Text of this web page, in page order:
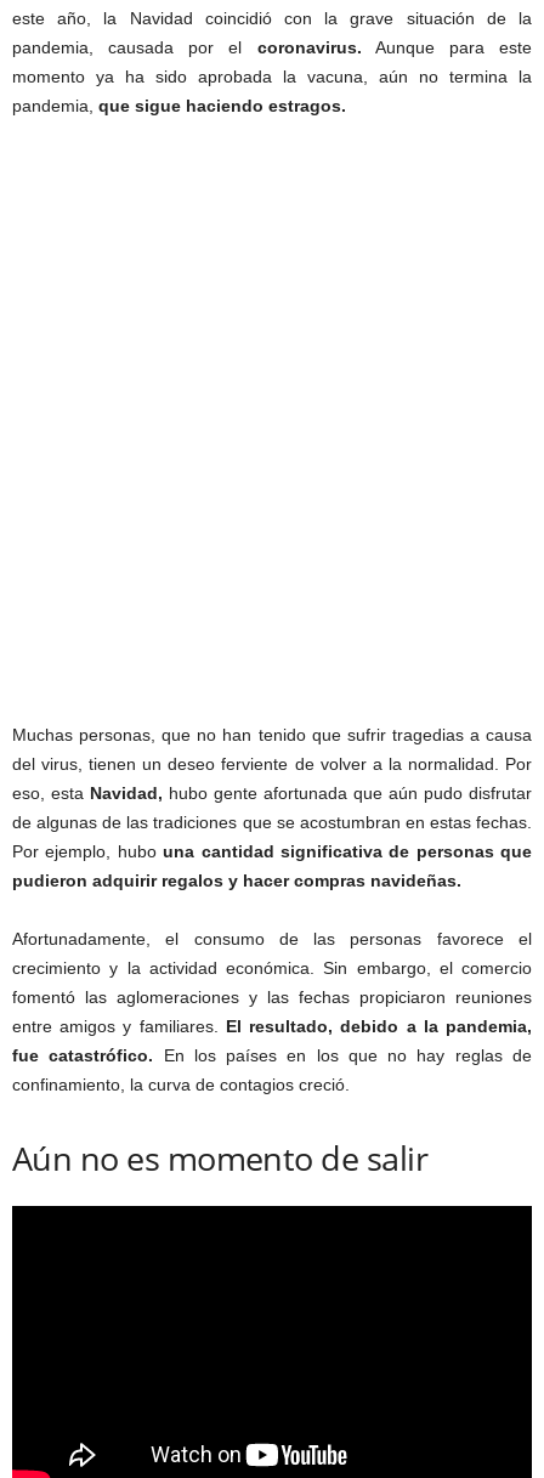
este año, la Navidad coincidió con la grave situación de la
pandemia, causada por el coronavirus. Aunque para este
momento ya ha sido aprobada la vacuna, aún no termina la
pandemia, que sigue haciendo estragos.
Muchas personas, que no han tenido que sufrir tragedias a causa
del virus, tienen un deseo ferviente de volver a la normalidad. Por
eso, esta Navidad, hubo gente afortunada que aún pudo disfrutar
de algunas de las tradiciones que se acostumbran en estas fechas.
Por ejemplo, hubouna cantidad significativa de personas que
pudieron adquirir regalos y hacer compras navideñas.
Afortunadamente, el consumo de las personas favorece el
crecimiento y la actividad económica. Sin embargo, el comercio
fomentó las aglomeraciones y las fechas propiciaron reuniones
entre amigos y familiares. El resultado, debido a la pandemia,
fue catastrófico. En los países en los que no hay reglas de
confinamiento, la curva de contagios creció.
Aún no es momento de salir